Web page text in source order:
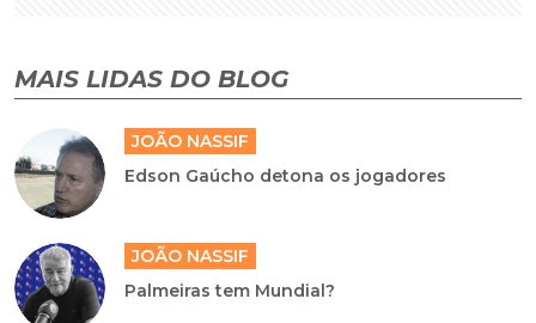
MAIS LIDAS DO BLOG
JOÃO NASSIF
Edson Gaúcho detona os jogadores
JOÃO NASSIF
Palmeiras tem Mundial?